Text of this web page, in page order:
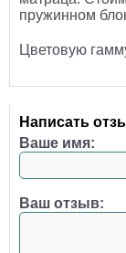
пружинном
Цветовую
Написать
Ваше имя:
Ваш отзыв: